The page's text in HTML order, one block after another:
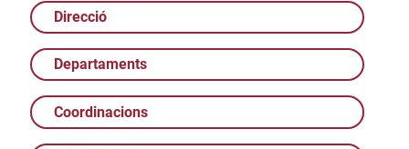
Direcció
Departaments
Coordinacions